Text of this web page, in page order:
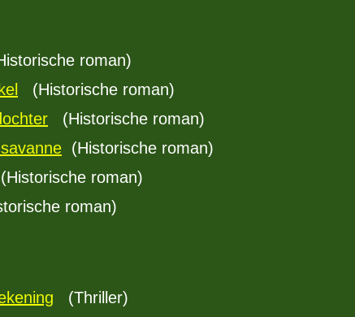
roman)
(Historische roman)
(Historische roman)
(Historische roman)
roman)
roman)
(Thriller)